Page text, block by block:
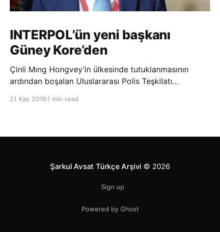
INTERPOL’ün yeni başkanı
Güney Kore’den
Çinli Mıng Hongvey’in ülkesinde tutuklanmasının
ardından boşalan Uluslararası Polis Teşkilatı
21 Kas 2018 1 min read
Şarkul Avsat Türkçe Arşivi © 2026
Sign up
Powered by Ghost